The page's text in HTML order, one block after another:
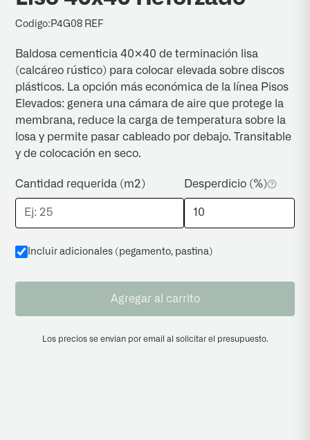
en terrazas y azoteas.
Codigo: P4G08 REF
Baldosa cementicia 40×40 de terminación lisa
(calcáreo rústico) para colocar elevada sobre discos
plásticos. La opción más económica de la línea Pisos
Elevados: genera una cámara de aire que protege la
membrana, reduce la carga de temperatura sobre la
losa y permite pasar cableado por debajo. Transitable
y de colocación en seco.
Cantidad requerida (m2) Desperdicio (%)
Incluir adicionales (pegamento, pastina)
Agregar al carrito
Los precios se envian por email al solicitar el presupuesto.